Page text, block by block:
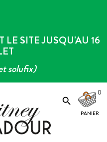
LE SITE JUSQU'AU 16
solufix)

0